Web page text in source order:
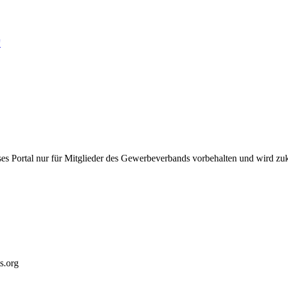
Portal nur für Mitglieder des Gewerbeverbands vorbehalten und wird